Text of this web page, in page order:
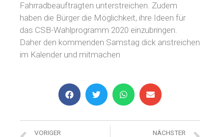
Fahrradbeauftragten unterstreichen. Zudem
haben die Bürger die Möglichkeit, ihre Ideen für
das CSB-Wahlprogramm 2020 einzubringen.
Daher den kommenden Samstag dick anstreichen
im Kalender und mitmachen
VORIGER NÄCHSTER